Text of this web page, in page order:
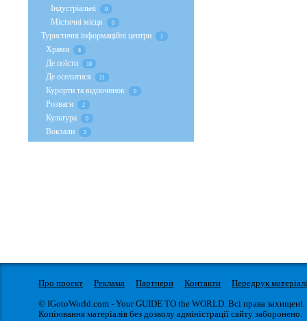
Індустріальні 0
Містичні місця 0
Туристичні інформаційні центри 1
Храми 8
Де поїсти 18
Де оселитися 21
Курорти та відпочинок 0
Розваги 2
Культура 0
Вокзали 2
Про проект Реклама Партнери Контакти
Передрук
© IGotoWorld.com - Your GUIDE TO the WORLD. Всі права захищені.
Копіювання матеріалів без дозволу адміністрації сайту заборонено.